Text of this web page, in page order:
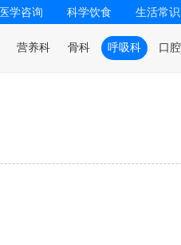
医学咨询 科学饮食 生活常识
营养科 骨科 呼吸科 口